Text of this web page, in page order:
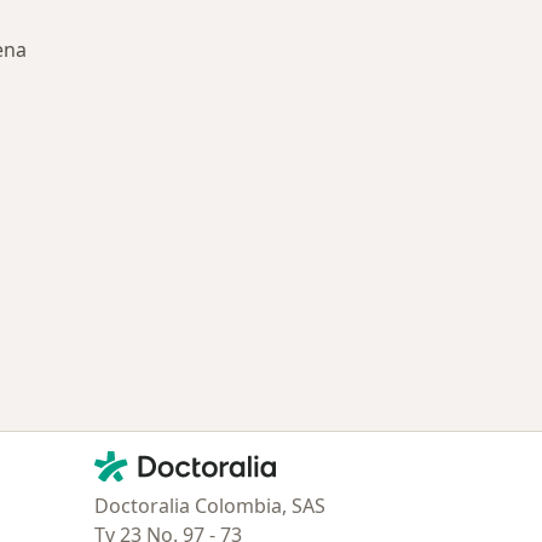
Contacto
Doctoralia - Página de inicio
Doctoralia Colombia, SAS
Tv 23 No. 97 - 73